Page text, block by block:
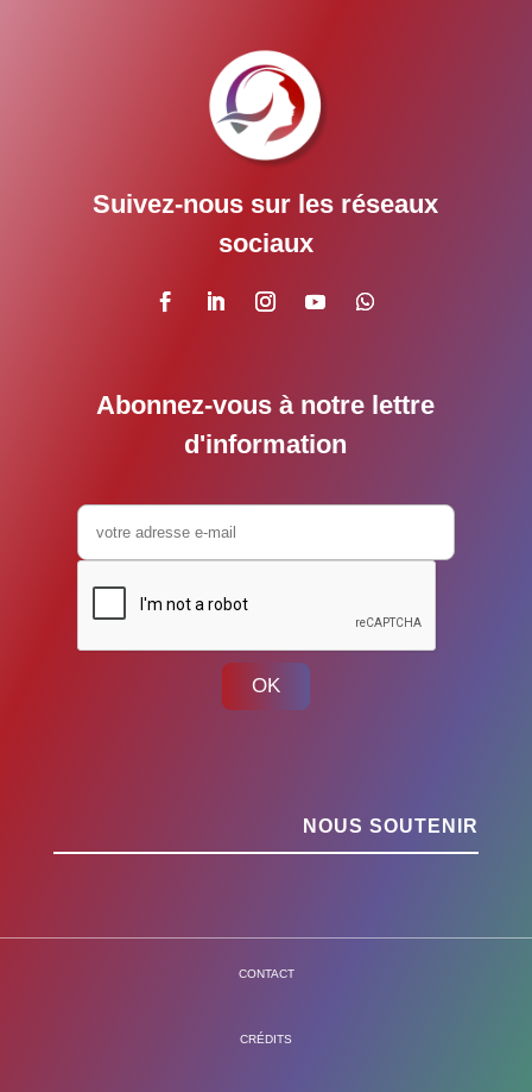
Suivez-nous sur les réseaux
sociaux
Abonnez-vous à notre lettre
d'information
OK
NOUS SOUTENIR
CONTACT
CRÉDITS